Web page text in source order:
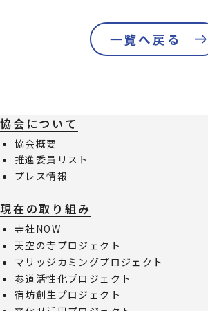
一覧へ戻る
協会について
協会概要
推進委員リスト
プレス情報
現在の取り組み
寺社NOW
天空の寺プロジェクト
マリッジカミングプロジェクト
参道活性化プロジェクト
宿坊創生プロジェクト